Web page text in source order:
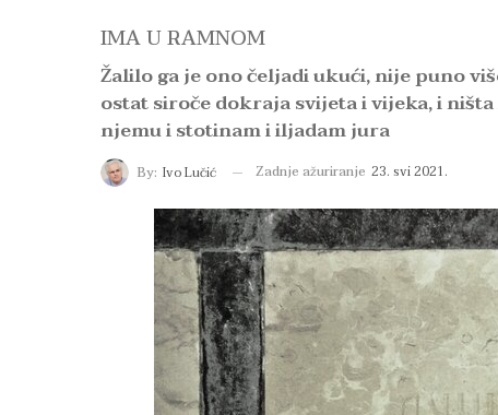
IMA U RAMNOM
Žalilo ga je ono čeljadi ukući, nije puno
ostat siroče dokraja svijeta i vijeka, i
njemu i stotinam i iljadam jura
By: Ivo Lučić Zadnje ažuriranje 23. svi 2021.